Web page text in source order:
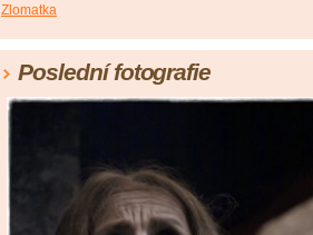
Zlomatka
Poslední fotografie